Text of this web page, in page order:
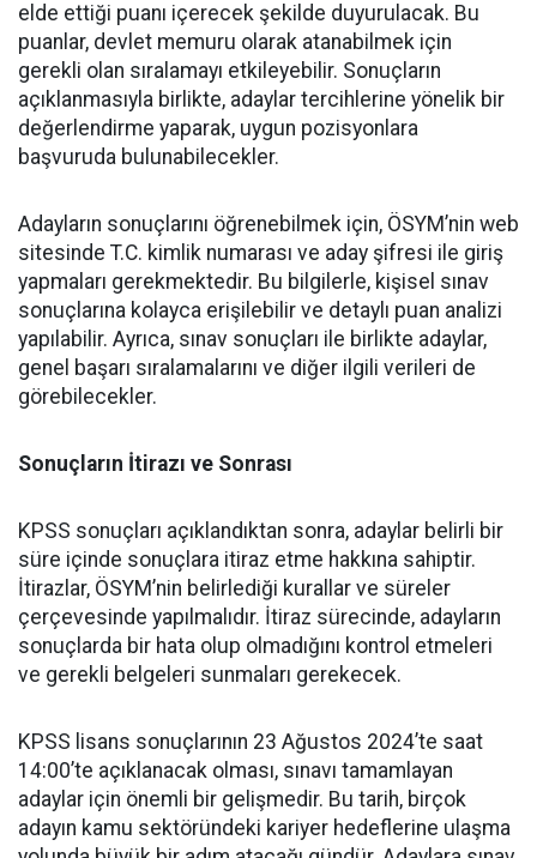
elde ettiği puanı içerecek şekilde duyurulacak. Bu
puanlar, devlet memuru olarak atanabilmek için
gerekli olan sıralamayı etkileyebilir. Sonuçların
açıklanmasıyla birlikte, adaylar tercihlerine yönelik bir
değerlendirme yaparak, uygun pozisyonlara
başvuruda bulunabilecekler.
Adayların sonuçlarını öğrenebilmek için, ÖSYM’nin web
sitesinde T.C. kimlik numarası ve aday şifresi ile giriş
yapmaları gerekmektedir. Bu bilgilerle, kişisel sınav
sonuçlarına kolayca erişilebilir ve detaylı puan analizi
yapılabilir. Ayrıca, sınav sonuçları ile birlikte adaylar,
genel başarı sıralamalarını ve diğer ilgili verileri de
görebilecekler.
Sonuçların İtirazı ve Sonrası
KPSS sonuçları açıklandıktan sonra, adaylar belirli bir
süre içinde sonuçlara itiraz etme hakkına sahiptir.
İtirazlar, ÖSYM’nin belirlediği kurallar ve süreler
çerçevesinde yapılmalıdır. İtiraz sürecinde, adayların
sonuçlarda bir hata olup olmadığını kontrol etmeleri
ve gerekli belgeleri sunmaları gerekecek.
KPSS lisans sonuçlarının 23 Ağustos 2024’te saat
14:00’te açıklanacak olması, sınavı tamamlayan
adaylar için önemli bir gelişmedir. Bu tarih, birçok
adayın kamu sektöründeki kariyer hedeflerine ulaşma